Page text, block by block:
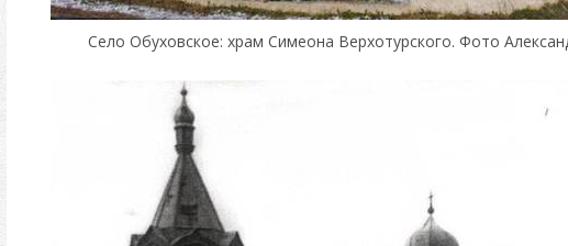
Село Обуховское: храм Симеона Верхотурского. Фото